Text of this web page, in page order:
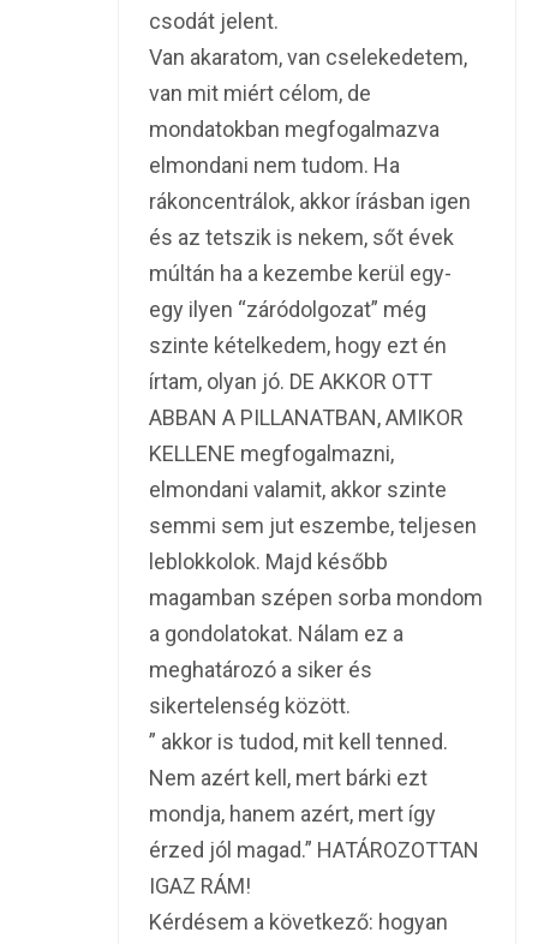
csodát jelent.
Van akaratom, van cselekedetem,
van mit miért célom, de
mondatokban megfogalmazva
elmondani nem tudom. Ha
rákoncentrálok, akkor írásban igen
és az tetszik is nekem, sőt évek
múltán ha a kezembe kerül egy-
egy ilyen “záródolgozat” még
szinte kételkedem, hogy ezt én
írtam, olyan jó. DE AKKOR OTT
ABBAN A PILLANATBAN, AMIKOR
KELLENE megfogalmazni,
elmondani valamit, akkor szinte
semmi sem jut eszembe, teljesen
leblokkolok. Majd később
magamban szépen sorba mondom
a gondolatokat. Nálam ez a
meghatározó a siker és
sikertelenség között.
” akkor is tudod, mit kell tenned.
Nem azért kell, mert bárki ezt
mondja, hanem azért, mert így
érzed jól magad.” HATÁROZOTTAN
IGAZ RÁM!
Kérdésem a következő: hogyan